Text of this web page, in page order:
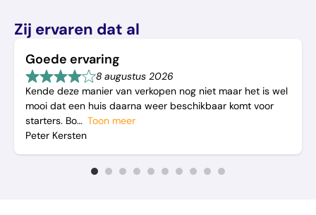
Zij ervaren dat al
Goede ervaring
8 augustus 2026
Kende deze manier van verkopen nog niet maar het is wel
mooi dat een huis daarna weer beschikbaar komt voor
starters. Bo
Toon meer
Peter Kersten